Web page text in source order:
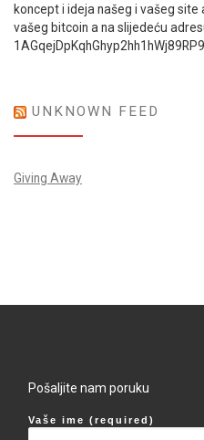
koncept i ideja našeg i vašeg
vašeg bitcoin a na slijedeću
UNKNOWN FEED
Giving Away
Pošaljite nam poruku
Vaše ime (required)